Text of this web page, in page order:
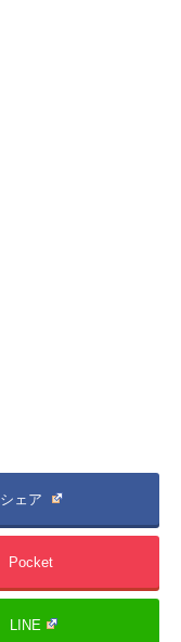
シェア
Pocket
LINE